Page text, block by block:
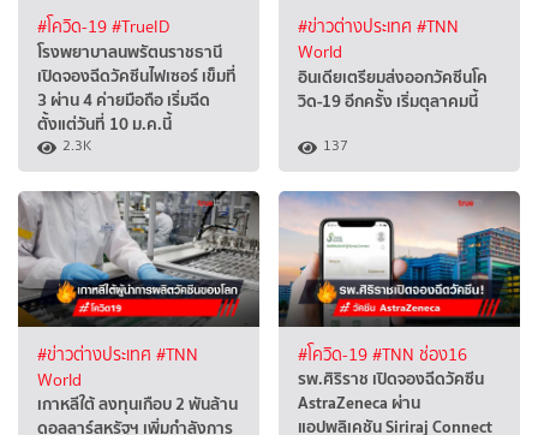
#โควิด-19#TrueID
โรงพยาบาลนพรัตนราชธานี
เปิดจองฉีดวัคซีนไฟเซอร์ เข็มที่
3 ผ่าน 4 ค่ายมือถือ เริ่มฉีด
ตั้งแต่วันที่ 10 ม.ค.นี้
2.3K
#ข่าวต่างประเทศ #TNN
World
อินเดียเตรียมส่งออกวัคซีนโค
วิด-19 อีกครั้ง เริ่มตุลาคมนี้
137
#ข่าวต่างประเทศ #TNN
World
เกาหลีใต้ ลงทุนเกือบ 2 พันล้าน
ดอลลาร์สหรัฐฯ เพิ่มกำลังการ
#โควิด-19#TNN ช่อง16
รพ.ศิริราช เปิดจองฉีดวัคซีน
AstraZeneca ผ่าน
แอปพลิเคชัน Siriraj Connect